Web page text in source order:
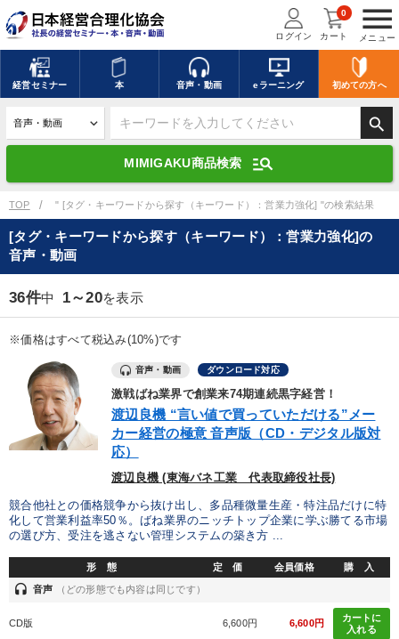
menu
メニュー
ログイン カート
0
経営セミナー 本 音声・動画 eラーニング 初めての方へ
search
MIMIGAKU商品検索 manage_search
キーワードを入力して探す
デジタル版対応のみ検索結果に表示する
search 上記の条件で検索
mic 講演収録物を探す
全国経営者セミナー講演収録物（全1315タイトル）からお探しいただけ
ます
優秀各社の智恵と戦略 事業家のロマンと経営
若手異才経営者の発想
リーダーの器量を学ぶ
テーマ
経済・景気・相場予測
【最新刊】精神科医・和田秀樹の「老いない力」＋健康な社長と
TOP " [タグ・キーワードから探す（キーワード）：営業力強化] "の検索結果
[タグ・キーワードから探す（キーワード）：営業力強化]の
音声・動画
36件中 1～20を表示
※価格はすべて税込み(10%)です
音声・動画 ダウンロード対応
激戦ばね業界で創業来74期連続黒字経営！
渡辺良機 “言い値で買っていただける”メー
カー経営の極意 音声版（CD・デジタル版対
応）
渡辺良機 (東海バネ工業 代表取締役社長)
競合他社との価格競争から抜け出し、多品種微量生産・特注品だけに特
化して営業利益率50％。ばね業界のニッチトップ企業に学ぶ勝てる市場
の選び方、受注を逃さない管理システムの築き方 ...
形 態 定 価 会員価格 購 入
headset 音声 （どの形態でも内容は同じです）
CD版 6,600円 6,600円
カートに
入れる